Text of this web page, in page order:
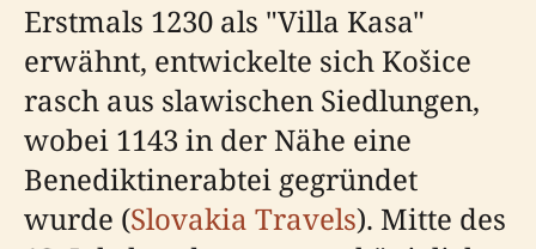
Erstmals 1230 als "Villa Kasa"
erwähnt, entwickelte sich Košice
rasch aus slawischen Siedlungen,
wobei 1143 in der Nähe eine
Benediktinerabtei gegründet
wurde (Slovakia Travels). Mitte des